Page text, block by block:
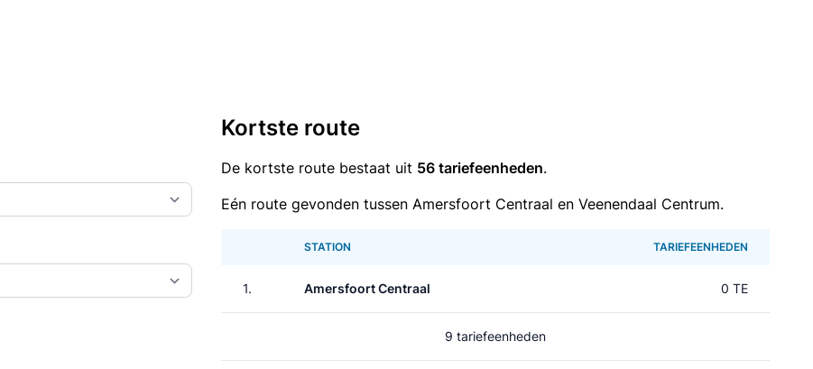
Kortste route
De kortste route bestaat uit 56 tariefeenheden.
Eén route gevonden tussen Amersfoort Centraal en Veenendaal Centrum.
STATION TARIEFEENHEDEN
1. Amersfoort Centraal 0 TE
9 tariefeenheden